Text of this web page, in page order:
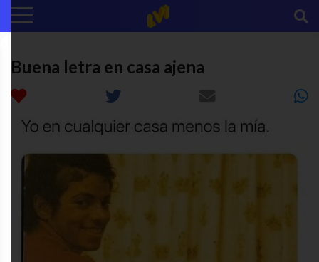
Buena letra en casa ajena